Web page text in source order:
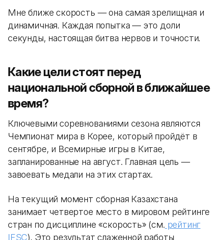
Мне ближе скорость — она самая зрелищная и
динамичная. Каждая попытка — это доли
секунды, настоящая битва нервов и точности.
Какие цели стоят перед
национальной сборной в ближайшее
время?
Ключевыми соревнованиями сезона являются
Чемпионат мира в Корее, который пройдёт в
сентябре, и Всемирные игры в Китае,
запланированные на август. Главная цель —
завоевать медали на этих стартах.
На текущий момент сборная Казахстана
занимает четвертое место в мировом рейтинге
стран по дисциплине «скорость» (см. рейтинг
IFSC). Это результат слаженной работы